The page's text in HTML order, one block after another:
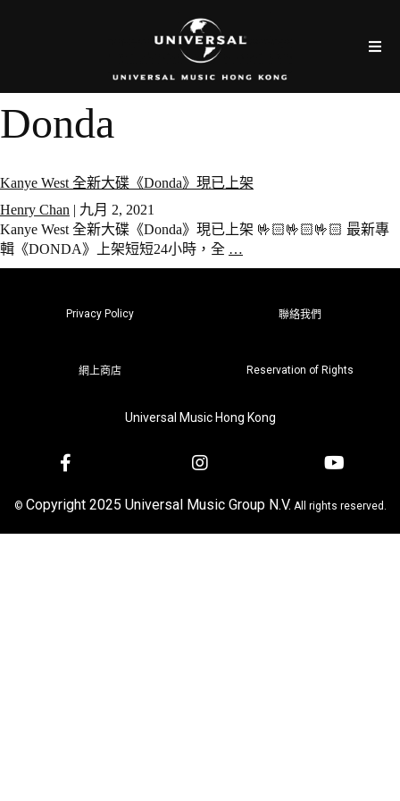
Donda
Kanye West 全新大碟《Donda》現已上架
Henry Chan | 九月 2, 2021
Kanye West 全新大碟《Donda》現已上架 🤟🏻🤟🏻🤟🏻 最新專
輯《DONDA》上架短短24小時，全 …
Privacy Policy 聯絡我們
網上商店 Reservation of Rights
Universal Music Hong Kong
© Copyright 2025 Universal Music Group N.V. All rights reserved.